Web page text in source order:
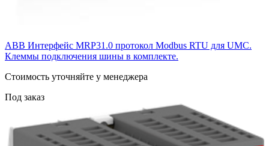
ABB Интерфейс MRP31.0 протокол Modbus RTU для UMC.
Клеммы подключения шины в комплекте.
Cтоимость уточняйте у менеджера
Под заказ